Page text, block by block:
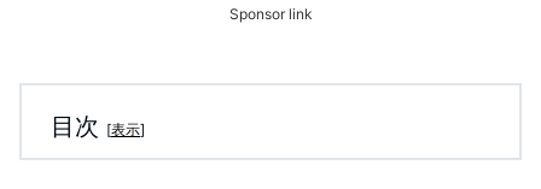
Sponsor link
目次 [表示]